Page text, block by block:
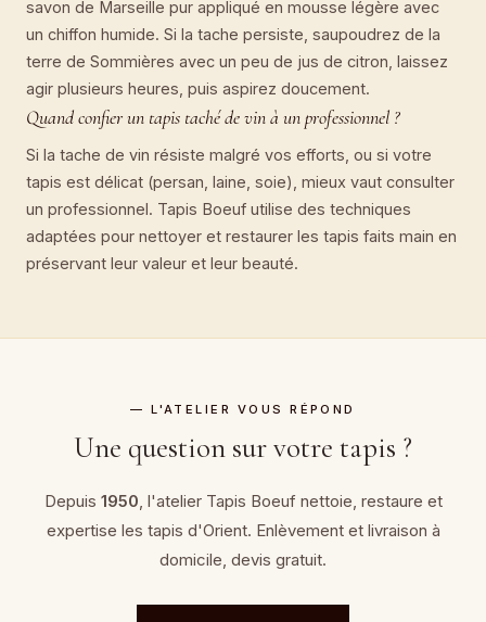
savon de Marseille pur appliqué en mousse légère avec
un chiffon humide. Si la tache persiste, saupoudrez de la
terre de Sommières avec un peu de jus de citron, laissez
agir plusieurs heures, puis aspirez doucement.
Quand confier un tapis taché de vin à un professionnel ?
Si la tache de vin résiste malgré vos efforts, ou si votre
tapis est délicat (persan, laine, soie), mieux vaut consulter
un professionnel. Tapis Boeuf utilise des techniques
adaptées pour nettoyer et restaurer les tapis faits main en
préservant leur valeur et leur beauté.
— L'ATELIER VOUS RÉPOND
Une question sur votre tapis ?
Depuis 1950, l'atelier Tapis Boeuf nettoie, restaure et
expertise les tapis d'Orient. Enlèvement et livraison à
domicile, devis gratuit.